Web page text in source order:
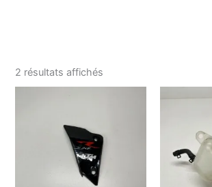
2 résultats affichés